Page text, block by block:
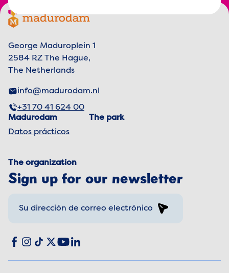
Footer menu
Madurodam logo, to the homepage
George Maduroplein 1
2584 RZ The Hague,
The Netherlands
info@madurodam.nl
+31 70 41 624 00
Madurodam
Datos prácticos
The park
The organization
Sign up for our newsletter
Social media
Facebook
Instagram
TikTok
X YouTube
LinkedIn